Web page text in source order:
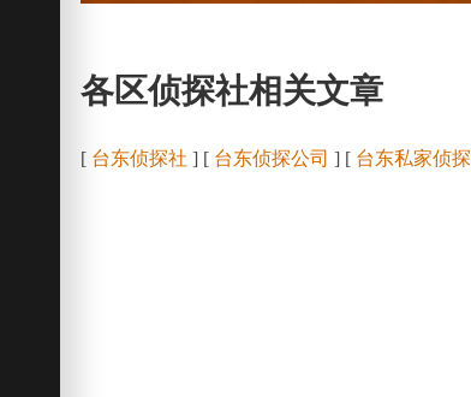
各区侦探社相关文章
[ 台东侦探社 ] [ 台东侦探公司 ] [ 台东私家侦探